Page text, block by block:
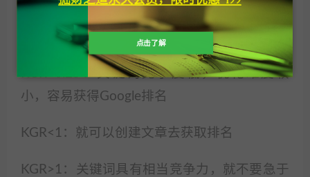
（只在月搜索量<=250情况下有效）
KGR<0.25：关键词竞争度低，优化难度较
小，容易获得Google排名
KGR<1：就可以创建文章去获取排名
KGR>1：关键词具有相当竞争力，就不要急于
点击了解